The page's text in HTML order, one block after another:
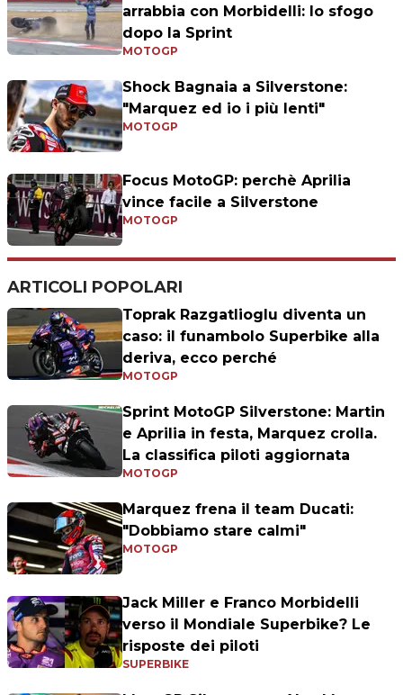
arrabbia con Morbidelli: lo sfogo
dopo la Sprint
MOTOGP
Shock Bagnaia a Silverstone:
"Marquez ed io i più lenti"
MOTOGP
Focus MotoGP: perchè Aprilia
vince facile a Silverstone
MOTOGP
ARTICOLI POPOLARI
Toprak Razgatlioglu diventa un
caso: il funambolo Superbike alla
deriva, ecco perché
MOTOGP
Sprint MotoGP Silverstone: Martin
e Aprilia in festa, Marquez crolla.
La classifica piloti aggiornata
MOTOGP
Marquez frena il team Ducati:
"Dobbiamo stare calmi"
MOTOGP
Jack Miller e Franco Morbidelli
verso il Mondiale Superbike? Le
risposte dei piloti
SUPERBIKE